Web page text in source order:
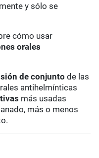
y sólo se
cómo usar
orales
de conjunto de las
antihelmínticas
más usadas
más o menos